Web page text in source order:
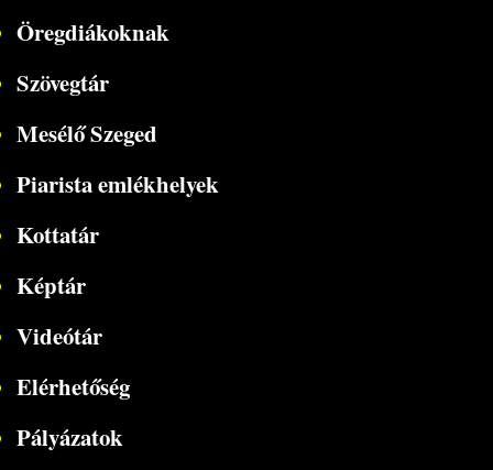
Öregdiákoknak
Szövegtár
Mesélő Szeged
Piarista emlékhelyek
Kottatár
Képtár
Videótár
Elérhetőség
Pályázatok